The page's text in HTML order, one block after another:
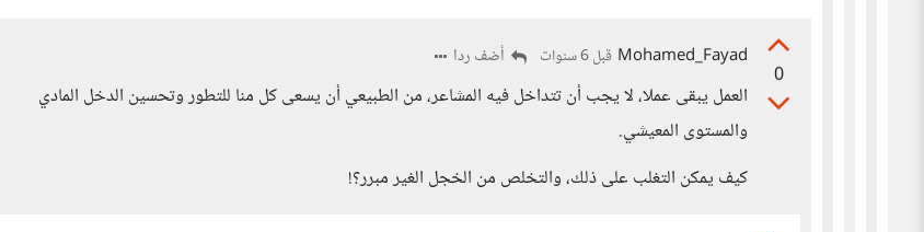
0
Mohamed_Fayad قبل 6 سنوات أضف ردا
العمل يبقى عملا، لا يجب أن تتداخل فيه المشاعر، من الطبيعي أن يسعى كل منا للتطور وتحسين الدخل المادي
والمستوى المعيشي.
كيف يمكن التغلب على ذلك، والتخلص من الخجل الغير مبرر؟!